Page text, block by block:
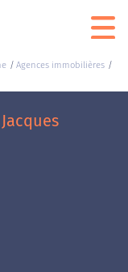
Agences immobilières